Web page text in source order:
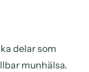
delar som
munhälsa.